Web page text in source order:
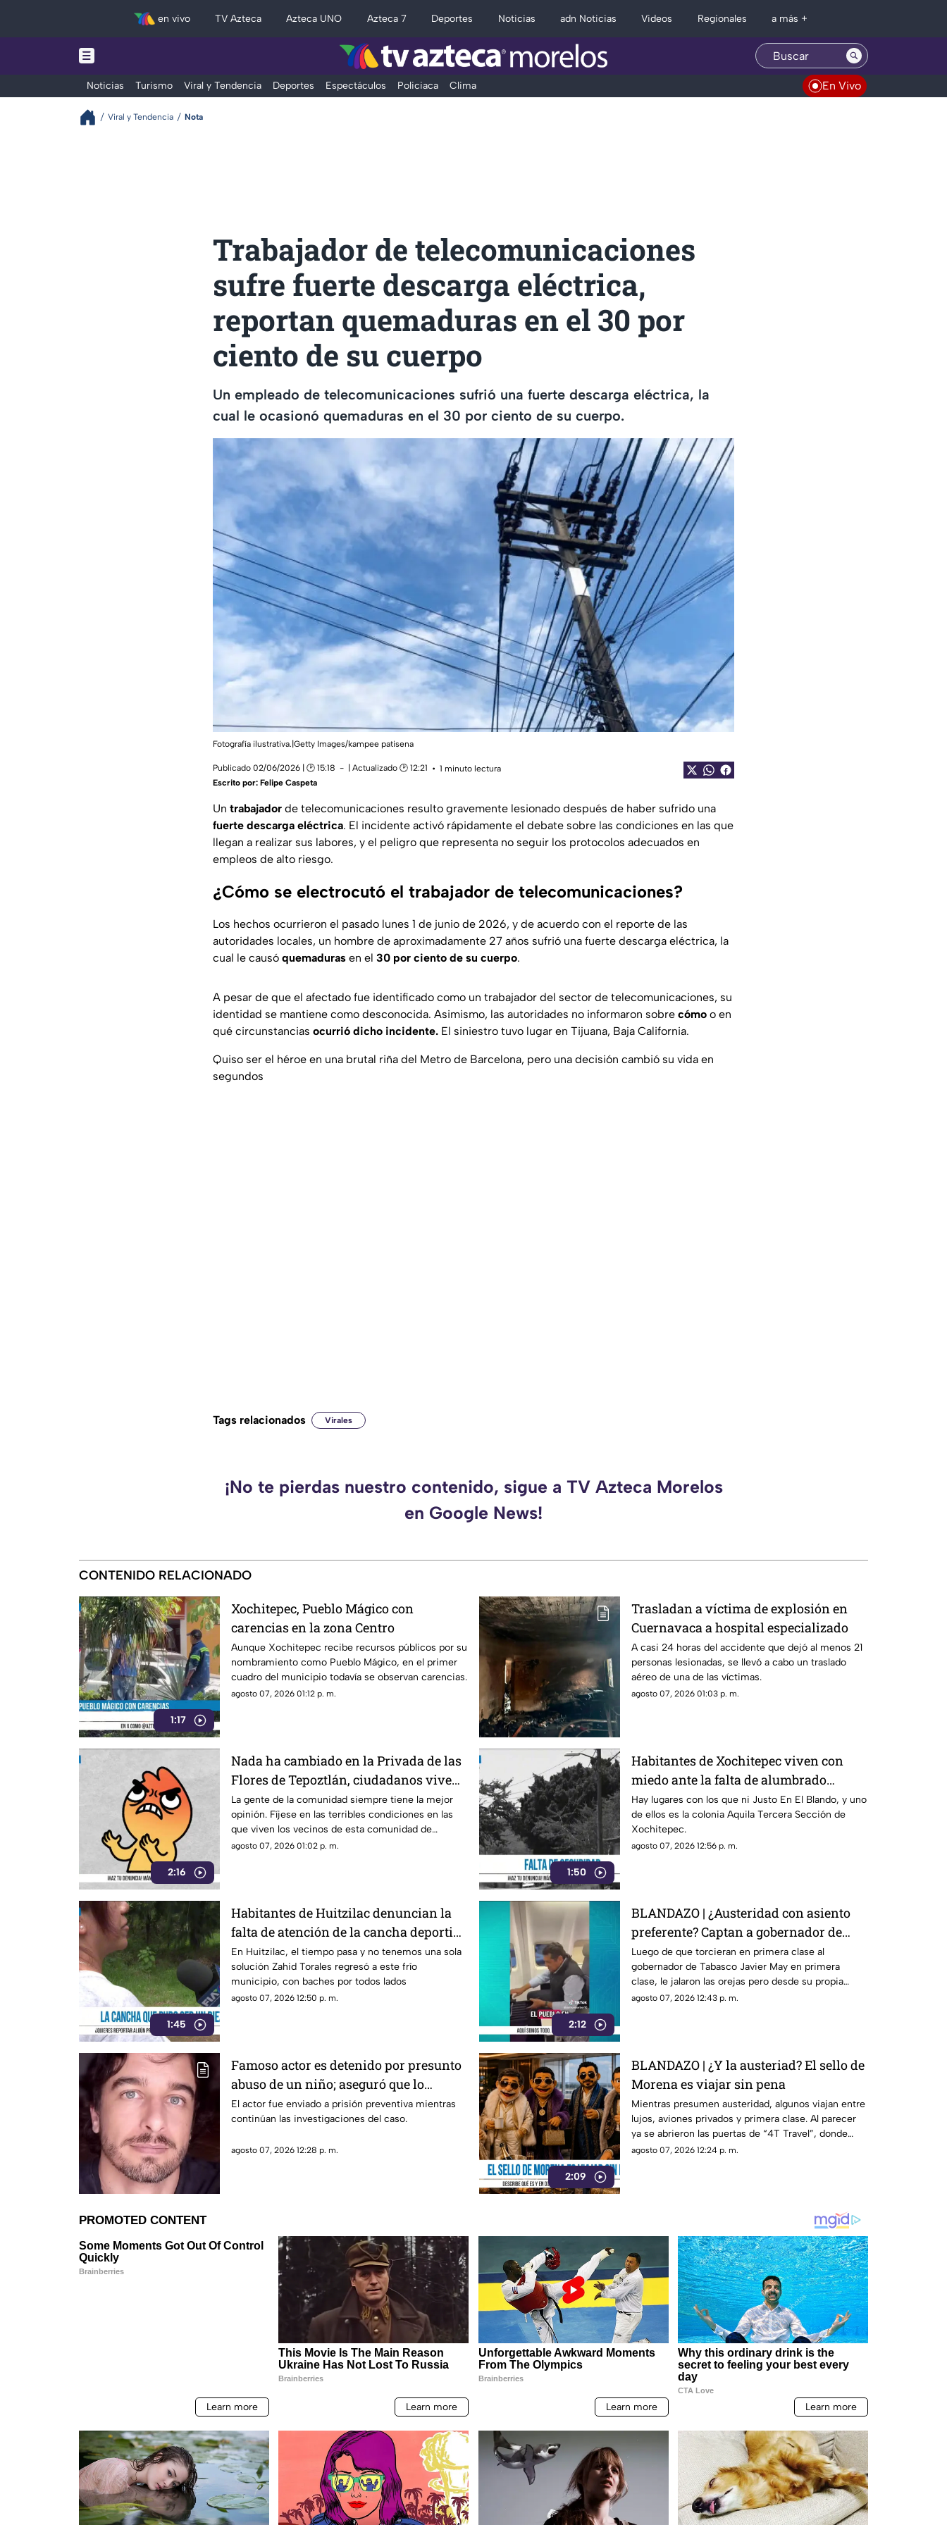
en vivo TV Azteca Azteca UNO Azteca 7 Deportes Noticias adn Noticias Videos Regionales a más +
Noticias Turismo Viral y Tendencia Deportes Espectáculos Policiaca Clima En Vivo
Viral y Tendencia Nota
Trabajador de telecomunicaciones
sufre fuerte descarga eléctrica,
reportan quemaduras en el 30 por
ciento de su cuerpo
Un empleado de telecomunicaciones sufrió una fuerte descarga eléctrica, la
cual le ocasionó quemaduras en el 30 por ciento de su cuerpo.
Fotografía ilustrativa.|Getty Images/kampee patisena
Publicado 02/06/2026 | 🕑 15:18 | Actualizado 🕑 12:21
1 minuto lectura
Escrito por: Felipe Caspeta
Un trabajador de telecomunicaciones resulto gravemente lesionado después de haber sufrido una
fuerte descarga eléctrica. El incidente activó rápidamente el debate sobre las condiciones en las que
llegan a realizar sus labores, y el peligro que representa no seguir los protocolos adecuados en
empleos de alto riesgo.
¿Cómo se electrocutó el trabajador de telecomunicaciones?
Los hechos ocurrieron el pasado lunes 1 de junio de 2026, y de acuerdo con el reporte de las
autoridades locales, un hombre de aproximadamente 27 años sufrió una fuerte descarga eléctrica, la
cual le causó quemaduras en el 30 por ciento de su cuerpo.
A pesar de que el afectado fue identificado como un trabajador del sector de telecomunicaciones, su
identidad se mantiene como desconocida. Asimismo, las autoridades no informaron sobre cómo o en
qué circunstancias ocurrió dicho incidente. El siniestro tuvo lugar en Tijuana, Baja California.
Quiso ser el héroe en una brutal riña del Metro de Barcelona, pero una decisión cambió su vida en
segundos
Tags relacionados Virales
¡No te pierdas nuestro contenido, sigue a TV Azteca Morelos
en Google News!
CONTENIDO RELACIONADO
1:17
Xochitepec, Pueblo Mágico con
carencias en la zona Centro
Aunque Xochitepec recibe recursos públicos por su
nombramiento como Pueblo Mágico, en el primer
cuadro del municipio todavía se observan carencias.
agosto 07, 2026 01:12 p. m.
Trasladan a víctima de explosión en
Cuernavaca a hospital especializado
A casi 24 horas del accidente que dejó al menos 21
personas lesionadas, se llevó a cabo un traslado
aéreo de una de las víctimas.
agosto 07, 2026 01:03 p. m.
2:16
Nada ha cambiado en la Privada de las
Flores de Tepoztlán, ciudadanos viven
sin pavimento ni drenaje
La gente de la comunidad siempre tiene la mejor
opinión. Fíjese en las terribles condiciones en las
que viven los vecinos de esta comunidad de
Tepoztlán.
agosto 07, 2026 01:02 p. m.
1:50
Habitantes de Xochitepec viven con
miedo ante la falta de alumbrado
público
Hay lugares con los que ni Justo En El Blando, y uno
de ellos es la colonia Aquila Tercera Sección de
Xochitepec.
agosto 07, 2026 12:56 p. m.
1:45
Habitantes de Huitzilac denuncian la
falta de atención de la cancha deportiva
del Barrio de Gualupita
En Huitzilac, el tiempo pasa y no tenemos una sola
solución Zahid Torales regresó a este frío
municipio, con baches por todos lados
agosto 07, 2026 12:50 p. m.
2:12
BLANDAZO | ¿Austeridad con asiento
preferente? Captan a gobernador de
Tabasco Javier May en primera clase
Luego de que torcieran en primera clase al
gobernador de Tabasco Javier May en primera
clase, le jalaron las orejas pero desde su propia
casa.
agosto 07, 2026 12:43 p. m.
Famoso actor es detenido por presunto
abuso de un niño; aseguró que lo
confundió con su novia
El actor fue enviado a prisión preventiva mientras
continúan las investigaciones del caso.
agosto 07, 2026 12:28 p. m.
2:09
BLANDAZO | ¿Y la austeriad? El sello de
Morena es viajar sin pena
Mientras presumen austeridad, algunos viajan entre
lujos, aviones privados y primera clase. Al parecer
ya se abrieron las puertas de “4T Travel”, donde
volar sin pena parece ser el sello de la casa.
agosto 07, 2026 12:24 p. m.